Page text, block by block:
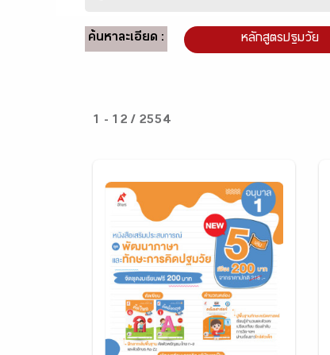
ค้นหาละเอียด : หลักสูตรปฐมวัย
1 - 12 / 2554